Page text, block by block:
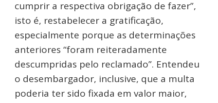
cumprir a respectiva obrigação de fazer”,
isto é, restabelecer a gratificação,
especialmente porque as determinações
anteriores “foram reiteradamente
descumpridas pelo reclamado”. Entendeu
o desembargador, inclusive, que a multa
poderia ter sido fixada em valor maior,